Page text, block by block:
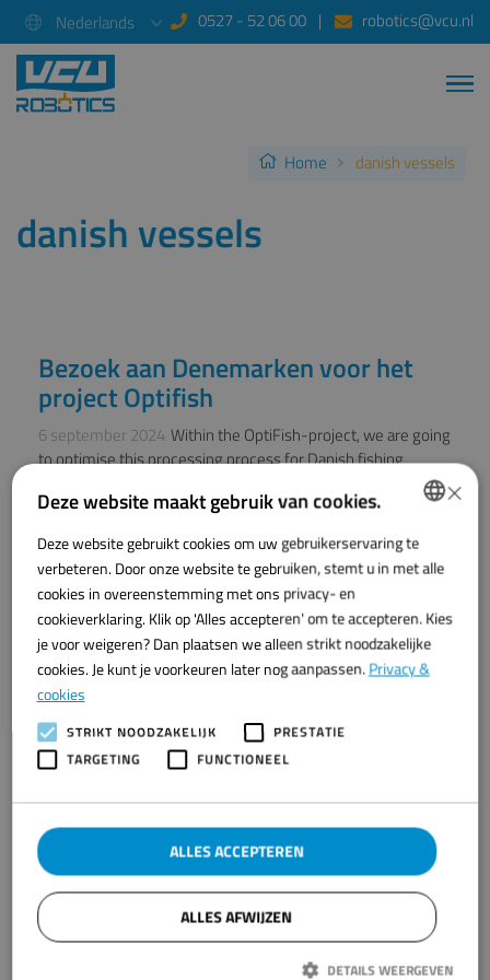
Nederlands 0527 - 52 06 00 robotics@vcu.nl
Home danish vessels
danish vessels
NIEUWS
Bezoek aan Denemarken voor het
project Optifish
6 september 2024 Within the OptiFish-project, we are going
to optimise this processing process for Danish fishing
Bezoekadres
Westwal 2
8321 WG Urk
DUTCH
×
Deze website maakt gebruik van cookies.
Deze website gebruikt cookies om uw gebruikerservaring te
verbeteren. Door onze website te gebruiken, stemt u in met alle
cookies in overeenstemming met ons privacy- en
cookieverklaring. Klik op 'Alles accepteren' om te accepteren. Kies
je voor weigeren? Dan plaatsen we alleen strikt noodzakelijke
cookies. Je kunt je voorkeuren later nog aanpassen. Privacy &
cookies
STRIKT NOODZAKELIJK
PRESTATIE
TARGETING
FUNCTIONEEL
ALLES ACCEPTEREN
ALLES AFWIJZEN
DETAILS WEERGEVEN